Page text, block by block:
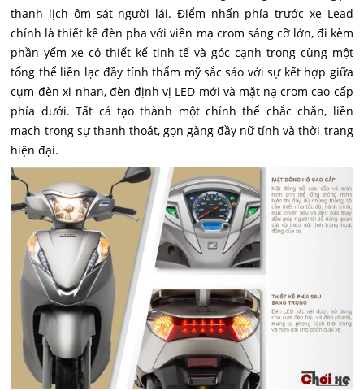
thanh lịch ôm sát người lái. Điểm nhấn phía trước xe Lead
chính là thiết kế đèn pha với viền mạ crom sáng cỡ lớn, đi kèm
phần yếm xe có thiết kế tinh tế và góc cạnh trong cùng một
tổng thể liền lạc đầy tính thẩm mỹ sắc sảo với sự kết hợp giữa
cụm đèn xi-nhan, đèn định vị LED mới và mặt nạ crom cao cấp
phía dưới. Tất cả tạo thành một chỉnh thể chắc chắn, liền
mạch trong sự thanh thoát, gọn gàng đầy nữ tính và thời trang
hiện đại.